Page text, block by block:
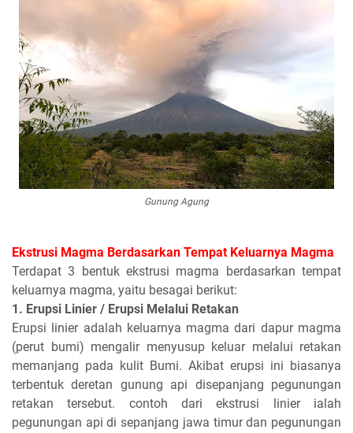
Gunung Agung
Ekstrusi Magma Berdasarkan Tempat Keluarnya Magma
Terdapat 3 bentuk ekstrusi magma berdasarkan tempat
keluarnya magma, yaitu besagai berikut:
1. Erupsi Linier / Erupsi Melalui Retakan
Erupsi linier adalah keluarnya magma dari dapur magma
(perut bumi) mengalir menyusup keluar melalui retakan
memanjang pada kulit Bumi. Akibat erupsi ini biasanya
terbentuk deretan gunung api disepanjang pegunungan
retakan tersebut. contoh dari ekstrusi linier ialah
pegunungan api di sepanjang jawa timur dan pegunungan